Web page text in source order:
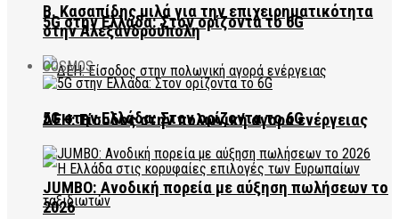
5G στην Ελλάδα: Στον ορίζοντα το 6G
ΔΕΗ: Είσοδος στην πολωνική αγορά ενέργειας
Β. Κασαπίδης μιλά για την επιχειρηματικότητα
στην Αλεξανδρούπολη
COSMOS
5G στην Ελλάδα: Στον ορίζοντα το 6G
JUMBO: Ανοδική πορεία με αύξηση πωλήσεων το
2026